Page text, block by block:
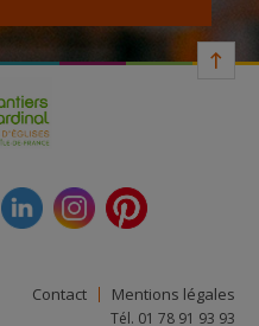
youtube linkedin instagram
Contact Mentions légales
Tél. 01 78 91 93 93